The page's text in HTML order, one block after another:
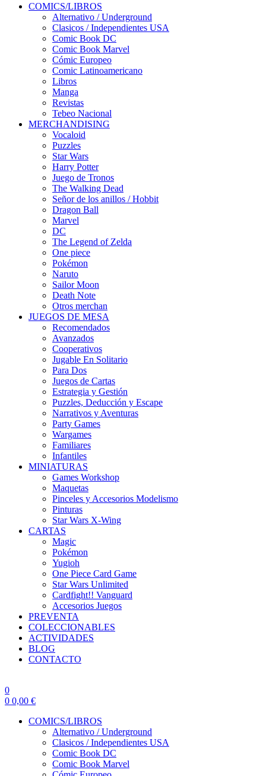
COMICS/LIBROS
Alternativo / Underground
Clasicos / Independientes USA
Comic Book DC
Comic Book Marvel
Cómic Europeo
Comic Latinoamericano
Libros
Manga
Revistas
Tebeo Nacional
MERCHANDISING
Vocaloid
Puzzles
Star Wars
Harry Potter
Juego de Tronos
The Walking Dead
Señor de los anillos / Hobbit
Dragon Ball
Marvel
DC
The Legend of Zelda
One piece
Pokémon
Naruto
Sailor Moon
Death Note
Otros merchan
JUEGOS DE MESA
Recomendados
Avanzados
Cooperativos
Jugable En Solitario
Para Dos
Juegos de Cartas
Estrategia y Gestión
Puzzles, Deducción y Escape
Narrativos y Aventuras
Party Games
Wargames
Familiares
Infantiles
MINIATURAS
Games Workshop
Maquetas
Pinceles y Accesorios Modelismo
Pinturas
Star Wars X-Wing
CARTAS
Magic
Pokémon
Yugioh
One Piece Card Game
Star Wars Unlimited
Cardfight!! Vanguard
Accesorios Juegos
PREVENTA
COLECCIONABLES
ACTIVIDADES
BLOG
CONTACTO
0
0 0,00 €
COMICS/LIBROS
Alternativo / Underground
Clasicos / Independientes USA
Comic Book DC
Comic Book Marvel